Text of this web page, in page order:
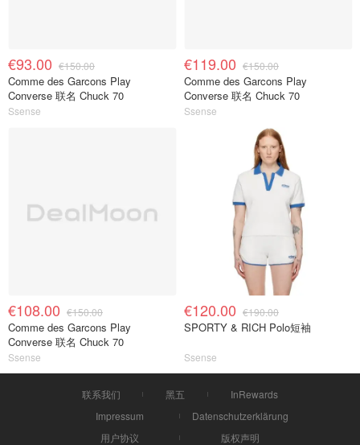
€93.00 €150.00
Comme des Garcons Play
Converse 联名 Chuck 70
Ssense
€119.00 €150.00
Comme des Garcons Play
Converse 联名 Chuck 70
Ssense
€108.00 €150.00
Comme des Garcons Play
Converse 联名 Chuck 70
Ssense
€120.00 €190.00
SPORTY & RICH Polo短袖
Ssense
联系我们 黑五
InRewards
Impressum
Datenschutzerklärung
用户协议
版权声明